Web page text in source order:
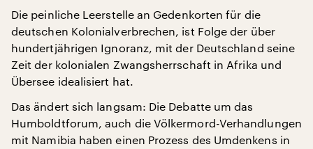
Die peinliche Leerstelle an Gedenkorten für die
deutschen Kolonialverbrechen, ist Folge der über
hundertjährigen Ignoranz, mit der Deutschland seine
Zeit der kolonialen Zwangsherrschaft in Afrika und
Übersee idealisiert hat.
Das ändert sich langsam: Die Debatte um das
Humboldtforum, auch die Völkermord-Verhandlungen
mit Namibia haben einen Prozess des Umdenkens in